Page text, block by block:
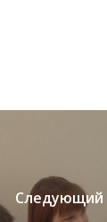
Следующий